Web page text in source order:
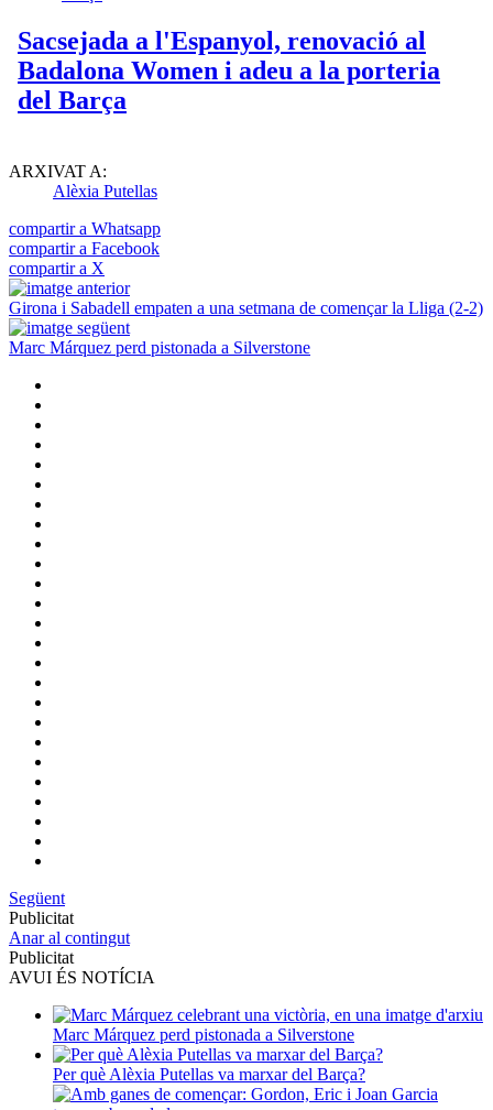
ARXIVAT A:
Alèxia Putellas
compartir a Whatsapp
compartir a Facebook
compartir a X
Girona i Sabadell empaten a una setmana de començar la Lliga (2-2)
Marc Márquez perd pistonada a Silverstone
Següent
Publicitat
Anar al contingut
Publicitat
AVUI ÉS NOTÍCIA
Marc Márquez perd pistonada a Silverstone
Per què Alèxia Putellas va marxar del Barça?